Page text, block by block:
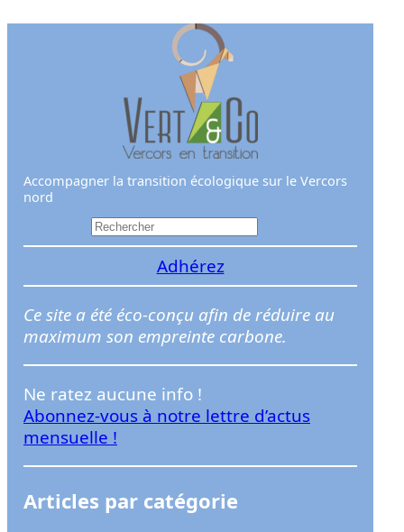
Accompagner la transition écologique sur le Vercors
nord
e
h
e
r
e
r
Adhérez
Ce site a été éco-conçu afin de réduire au
maximum son empreinte carbone.
Ne ratez aucune info !
Abonnez-vous à notre lettre d’actus
mensuelle !
Articles par catégorie